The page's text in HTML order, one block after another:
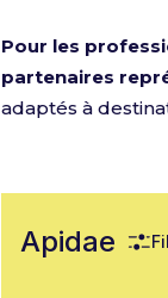
Pour les
partenaires
adaptés à